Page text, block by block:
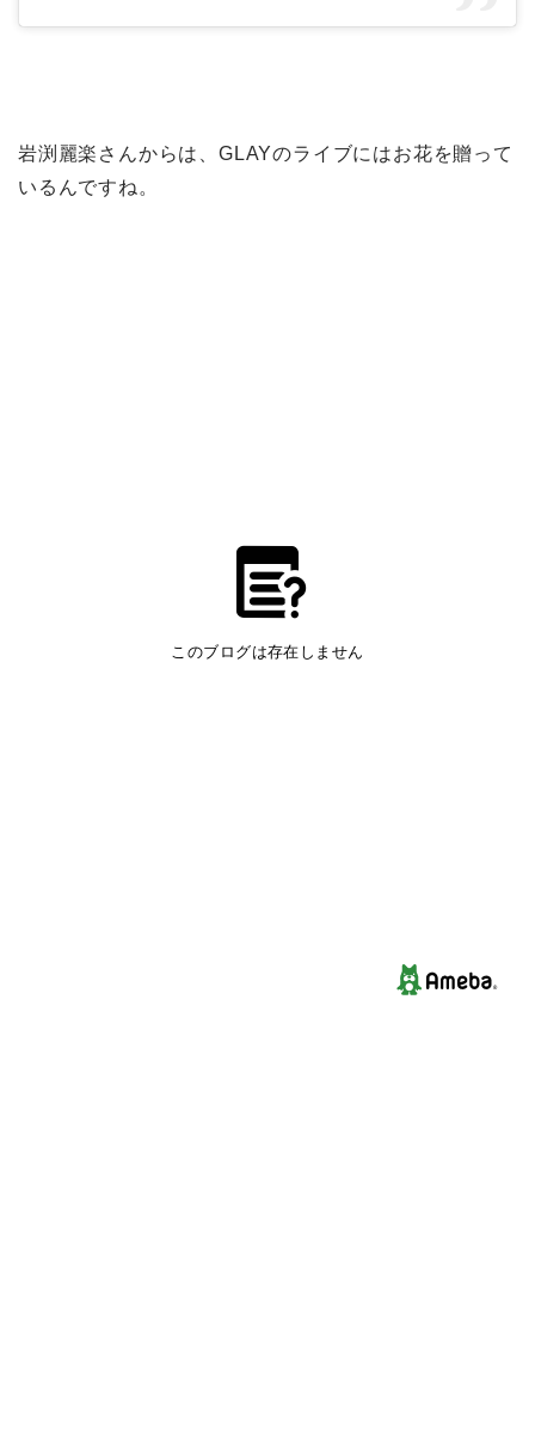
岩渕麗楽さんからは、GLAYのライブにはお花を贈って
いるんですね。